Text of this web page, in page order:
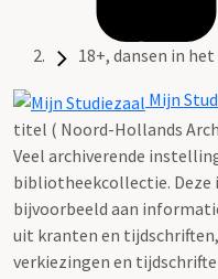
18+, dansen in het
Mijn
titel ( Noord-Hollands
Veel archiverende
bibliotheekcollectie. Deze
bijvoorbeeld aan
uit kranten en
verkiezingen en